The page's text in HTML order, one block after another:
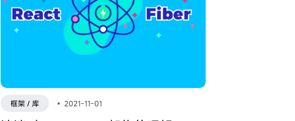
框架 / 库 •2021-11-01